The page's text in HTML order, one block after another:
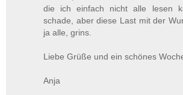
die ich einfach nicht alle lesen
schade, aber diese Last mit der
ja alle, grins.
Liebe Grüße und ein schönes
Anja